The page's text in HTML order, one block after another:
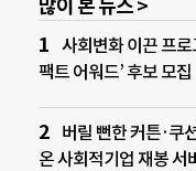
많이 본 뉴스 >
사회변화 이끈 프
팩트 어워드’ 후보 모집
버릴 뻔한 커튼·쿠
온 사회적기업 재봉 서